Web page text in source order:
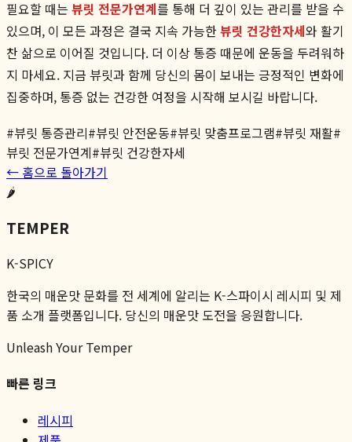
필요할 때는 뷰릿 전문가연계를 통해 더 깊이 있는 관리를 받을 수
있으며, 이 모든 과정은 결국 지속 가능한뷰릿 건강한자세와 활기
찬 삶으로 이어질 것입니다. 더 이상 통증 때문에 운동을 두려워하
지 마세요. 지금 뷰릿과 함께 당신의 몸이 보내는 긍정적인 변화에
집중하며, 통증 없는 건강한 여정을 시작해 보시길 바랍니다.
#뷰릿 통증관리#뷰릿 안전운동#뷰릿 맞춤프로그램#뷰릿 재활#
뷰릿 전문가연계#뷰릿 건강한자세
← 홈으로 돌아가기
🌶️
TEMPER
K-SPICY
한국의 매운맛 문화를 전 세계에 알리는 K-스파이시 레시피 및 제
품 소개 플랫폼입니다. 당신의 매운맛 도전을 응원합니다.
Unleash Your Temper
빠른 링크
레시피